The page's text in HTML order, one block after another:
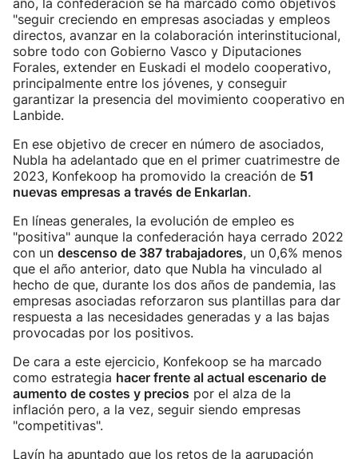
año, la confederación se ha marcado como objetivos
"seguir creciendo en empresas asociadas y empleos
directos, avanzar en la colaboración interinstitucional,
sobre todo con Gobierno Vasco y Diputaciones
Forales, extender en Euskadi el modelo cooperativo,
principalmente entre los jóvenes, y conseguir
garantizar la presencia del movimiento cooperativo en
Lanbide.
En ese objetivo de crecer en número de asociados,
Nubla ha adelantado que en el primer cuatrimestre de
2023, Konfekoop ha promovido la creación de 51
nuevas empresas a través de Enkarlan.
En líneas generales, la evolución de empleo es
"positiva" aunque la confederación haya cerrado 2022
con un descenso de 387 trabajadores, un 0,6% menos
que el año anterior, dato que Nubla ha vinculado al
hecho de que, durante los dos años de pandemia, las
empresas asociadas reforzaron sus plantillas para dar
respuesta a las necesidades generadas y a las bajas
provocadas por los positivos.
De cara a este ejercicio, Konfekoop se ha marcado
como estrategia hacer frente al actual escenario de
aumento de costes y precios por el alza de la
inflación pero, a la vez, seguir siendo empresas
"competitivas".
Lavín ha apuntado que los retos de la agrupación